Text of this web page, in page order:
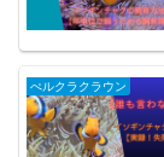
ぺルクラクラウン